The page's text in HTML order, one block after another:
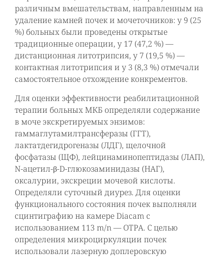
различным вмешательствам, направленным на
удаление камней почек и мочеточников: у 9 (25
%) больных были проведены открытые
традиционные операции, у 17 (47,2 %) —
дистанционная литотрипсия, у 7 (19,5 %) —
контактная литотрипсия и у 3 (8,3 %) отмечали
самостоятельное отхождение конкрементов.
Для оценки эффективности реабилитационной
терапии больных МКБ определяли содержание
в моче экскретируемых энзимов:
гаммаглутамилтрансферазы (ГГТ),
лактатдегидрогеназы (ЛДГ), щелочной
фосфатазы (ЩФ), лейцинаминопептидазы (ЛАП),
N-ацетил-β-D-глюкозаминидазы (НАГ),
оксалурии, экскреции мочевой кислоты.
Определяли суточный диурез. Для оценки
функционального состояния почек выполняли
сцинтиграфию на камере Diacam с
использованием 113 m/n — ОТРА. С целью
определения микроциркуляции почек
использовали лазерную доплеровскую